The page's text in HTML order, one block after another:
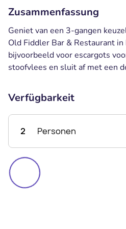
Zusammenfassung
Geniet van een 3-gangen
Old Fiddler Bar & Restaurant in
bijvoorbeeld voor escargots
stoofvlees en sluit af met een
Verfügbarkeit
2 Personen